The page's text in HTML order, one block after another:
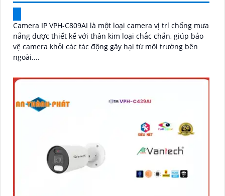
Camera IP VPH-C809AI là một loại camera vị trí chống mưa
nắng được thiết kế với thân kim loại chắc chắn, giúp bảo
vệ camera khỏi các tác động gây hại từ môi trường bên
ngoài....